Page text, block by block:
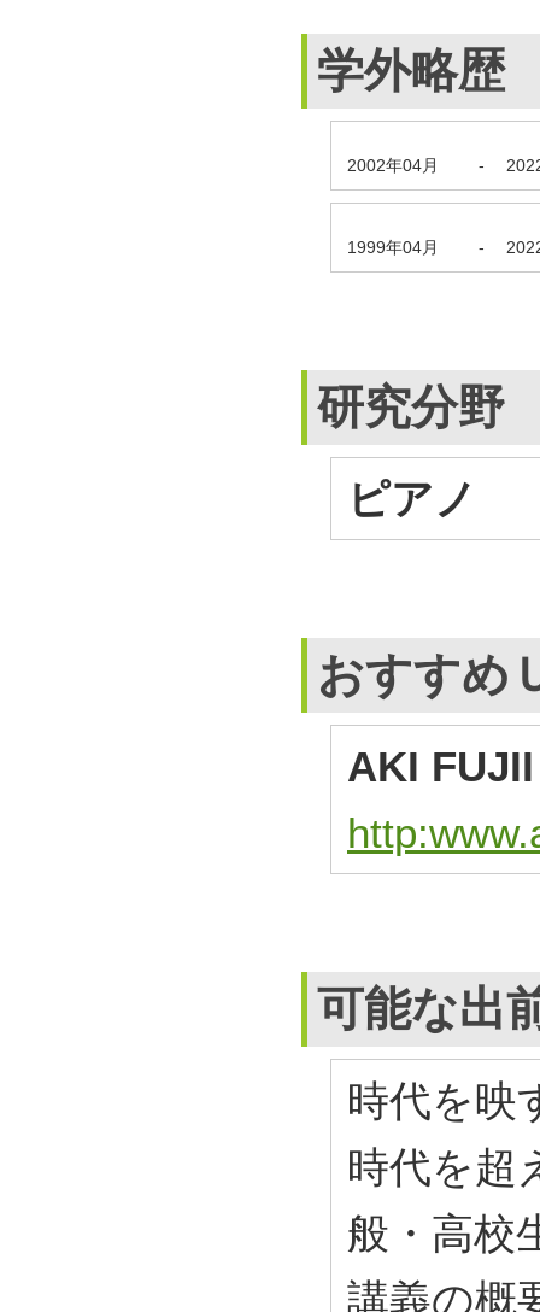
学外略歴
2002年04月 -
1999年04月 -
研究分野
ピアノ
おすすめ
AKI
可能な出
時代を映
時代を超
般・高校
講義の概